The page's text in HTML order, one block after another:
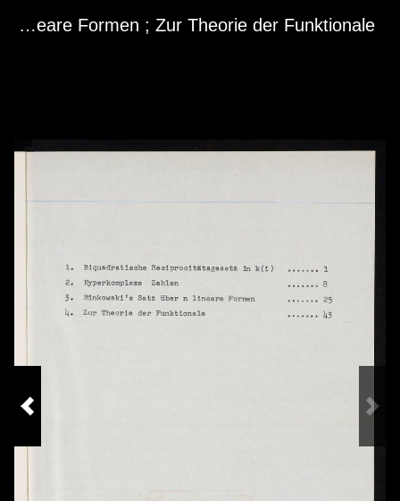
Media Viewer
Biquadratische Reciprocitatsgesetz in k(i) ; Hyperkomplexe Zahlen ; Minkowski's Satz uber n lineare Formen ; Zur Theorie der Funktionale